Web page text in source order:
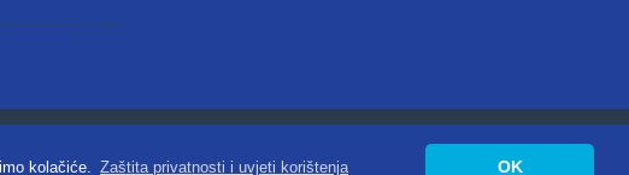
kolačiće. Zaštita privatnosti i uvjeti korištenja OK